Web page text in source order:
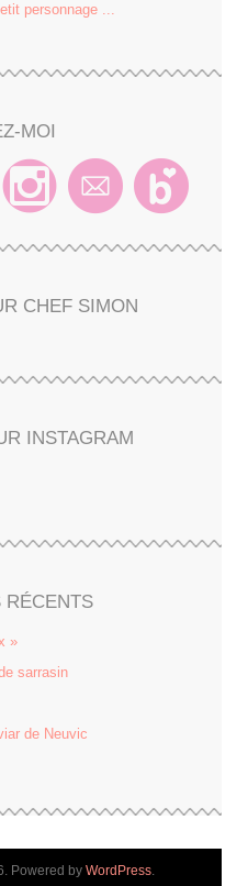
personnage ...
MOI
CHEF SIMON
INSTAGRAM
RÉCENTS
»
sarrasin
de Neuvic
Powered by WordPress.